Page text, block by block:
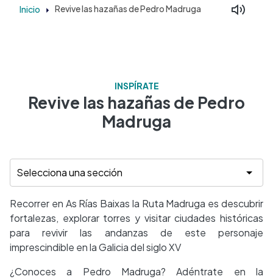
Inicio Revive las hazañas de Pedro Madruga
INSPÍRATE
Revive las hazañas de Pedro
Madruga
Recorrer en As Rías Baixas la Ruta Madruga es descubrir
fortalezas, explorar torres y visitar ciudades históricas
para revivir las andanzas de este personaje
imprescindible en la Galicia del siglo XV
¿Conoces a Pedro Madruga? Adéntrate en la